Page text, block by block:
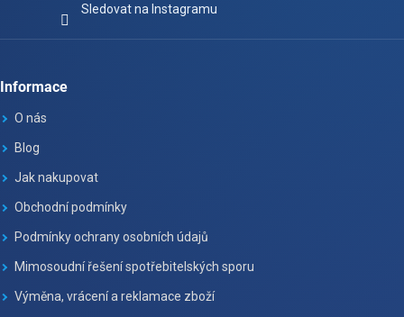
Sledovat na Instagramu
Informace
O nás
Blog
Jak nakupovat
Obchodní podmínky
Podmínky ochrany osobních údajů
Mimosoudní řešení spotřebitelských sporu
Výměna, vrácení a reklamace zboží